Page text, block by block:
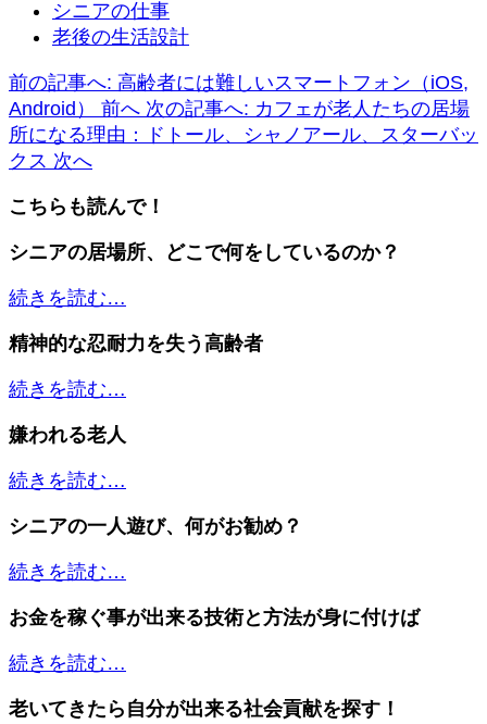
シニアの仕事
老後の生活設計
前の記事へ: 高齢者には難しいスマートフォン（iOS,
Android） 前へ 次の記事へ: カフェが老人たちの居場
所になる理由：ドトール、シャノアール、スターバッ
クス 次へ
こちらも読んで！
シニアの居場所、どこで何をしているのか？
続きを読む…
精神的な忍耐力を失う高齢者
続きを読む…
嫌われる老人
続きを読む…
シニアの一人遊び、何がお勧め？
続きを読む…
お金を稼ぐ事が出来る技術と方法が身に付けば
続きを読む…
老いてきたら自分が出来る社会貢献を探す！